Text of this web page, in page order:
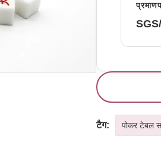
टैग: पोकर टेबल